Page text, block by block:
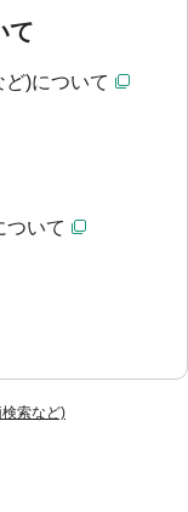
索など)
て
)について
ついて